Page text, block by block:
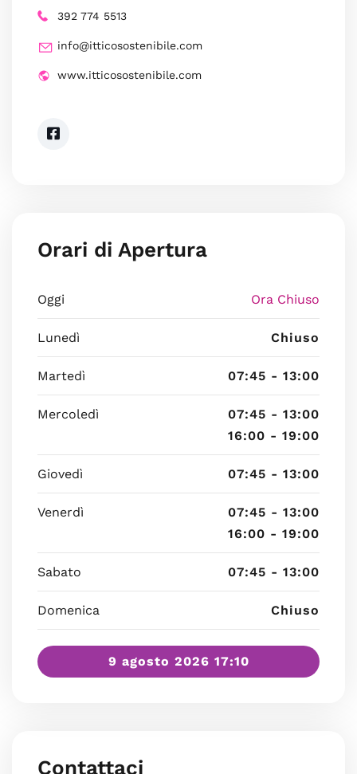
392 774 5513
info@itticosostenibile.com
www.itticosostenibile.com
Orari di Apertura
Oggi Ora Chiuso
Lunedì Chiuso
Martedì 07:45 - 13:00
Mercoledì
07:45 - 13:00
16:00 - 19:00
Giovedì 07:45 - 13:00
Venerdì
07:45 - 13:00
16:00 - 19:00
Sabato 07:45 - 13:00
Domenica Chiuso
9 agosto 2026 17:10
Contattaci